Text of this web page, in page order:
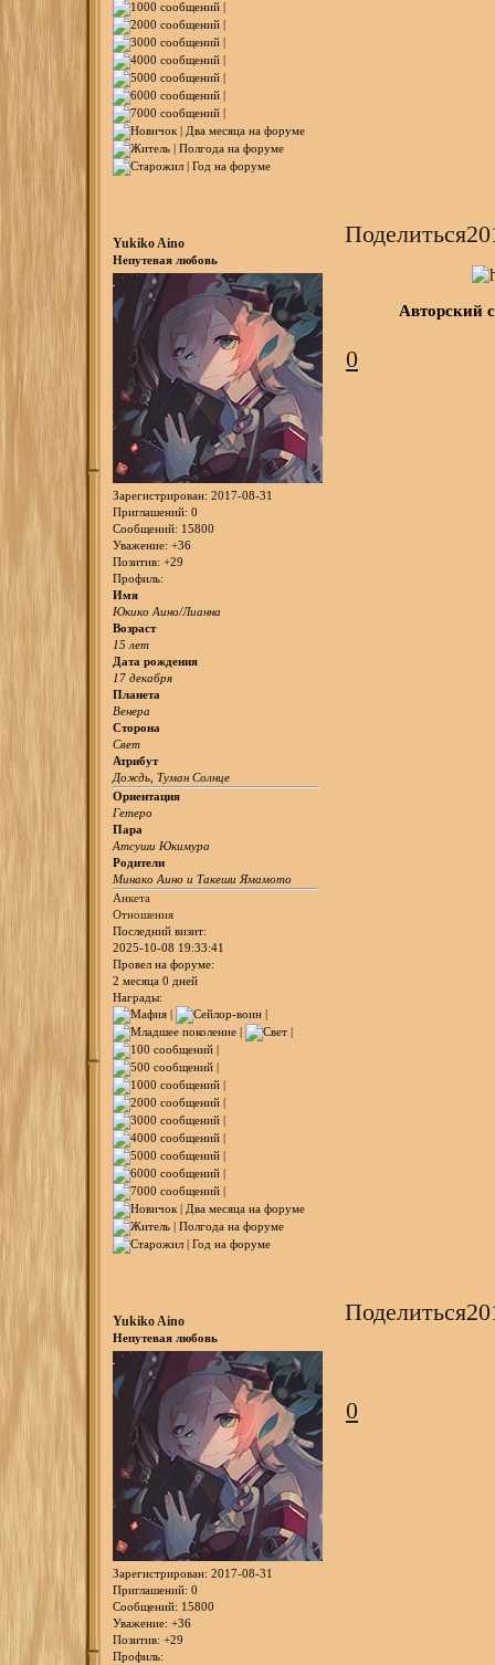
Поделиться
Yukiko Aino
Непутевая любовь
Зарегистрирован: 2017-08-31
Приглашений: 0
Сообщений: 15800
Уважение: +36
Позитив: +29
Профиль:
Имя
Юкико Аино/Лианна
Возраст
15 лет
Дата рождения
17 декабря
Планета
Венера
Сторона
Свет
Атрибут
Дождь, Туман Солнце
Ориентация
Гетеро
Пара
Атсуши Юкимура
Родители
Минако Аино и Такеши Ямамото
Анкета
Отношения
Последний визит:
2025-10-08 19:33:41
Провел на форуме:
2 месяца 0 дней
Награды:
Авторский
0
Поделиться
Yukiko Aino
Непутевая любовь
Зарегистрирован: 2017-08-31
Приглашений: 0
Сообщений: 15800
Уважение: +36
Позитив: +29
Профиль:
0